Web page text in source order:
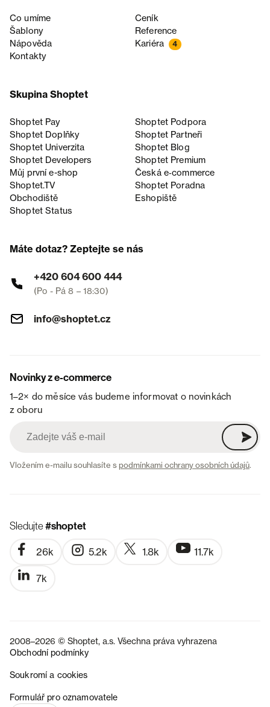
Co umíme
Ceník
Šablony
Reference
Nápověda
Kariéra 4
Kontakty
Skupina Shoptet
Shoptet Pay
Shoptet Podpora
Shoptet Doplňky
Shoptet Partneři
Shoptet Univerzita
Shoptet Blog
Shoptet Developers
Shoptet Premium
Můj první e-shop
Česká e‑commerce
Shoptet.TV
Shoptet Poradna
Obchodiště
Eshopiště
Shoptet Status
Máte dotaz? Zeptejte se nás
+420 604 600 444
(Po - Pá 8 – 18:30)
info@shoptet.cz
Novinky z e-commerce
1–2× do měsíce vás budeme informovat o novinkách
z oboru
Vložením e-mailu souhlasíte spodmínkami ochrany osobních údajů.
Sledujte#shoptet
26k 5.2k 1.8k 11.7k
7k
2008–2026 © Shoptet, a.s. Všechna práva vyhrazena
Obchodní podmínky
Soukromí a cookies
Formulář pro oznamovatele